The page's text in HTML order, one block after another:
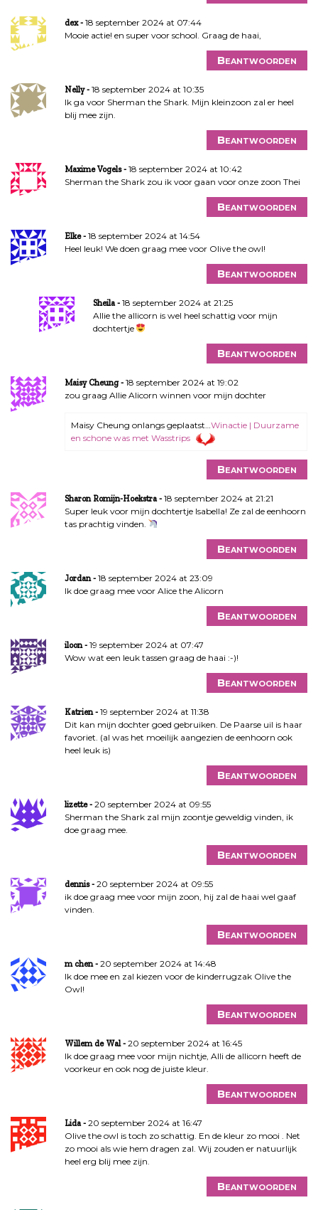
dex
18 september 2024 at 07:44
Mooie actie! en super voor school. Graag de haai,
Beantwoorden
Nelly
18 september 2024 at 10:35
Ik ga voor Sherman the Shark. Mijn kleinzoon zal er heel
blij mee zijn.
Beantwoorden
Maxime Vogels
18 september 2024 at 10:42
Sherman the Shark zou ik voor gaan voor onze zoon Thei
Beantwoorden
Elke
18 september 2024 at 14:54
Heel leuk! We doen graag mee voor Olive the owl!
Beantwoorden
Sheila
18 september 2024 at 21:25
Allie the allicorn is wel heel schattig voor mijn
dochtertje
Beantwoorden
Maisy Cheung
18 september 2024 at 19:02
zou graag Allie Alicorn winnen voor mijn dochter
Maisy Cheung onlangs geplaatst… Winactie | Duurzame
en schone was met Wasstrips
Beantwoorden
Sharon Romijn-Hoekstra
18 september 2024 at 21:21
Super leuk voor mijn dochtertje Isabella! Ze zal de eenhoorn
tas prachtig vinden.
Beantwoorden
Jordan
18 september 2024 at 23:09
Ik doe graag mee voor Alice the Alicorn
Beantwoorden
iloon
19 september 2024 at 07:47
Wow wat een leuk tassen graag de haai :-)!
Beantwoorden
Katrien
19 september 2024 at 11:38
Dit kan mijn dochter goed gebruiken. De Paarse uil is haar
favoriet. (al was het moeilijk aangezien de eenhoorn ook
heel leuk is)
Beantwoorden
lizette
20 september 2024 at 09:55
Sherman the Shark zal mijn zoontje geweldig vinden, ik
doe graag mee.
Beantwoorden
dennis
20 september 2024 at 09:55
ik doe graag mee voor mijn zoon, hij zal de haai wel gaaf
vinden.
Beantwoorden
m chen
20 september 2024 at 14:48
Ik doe mee en zal kiezen voor de kinderrugzak Olive the
Owl!
Beantwoorden
Willem de Wal
20 september 2024 at 16:45
Ik doe graag mee voor mijn nichtje, Alli de allicorn heeft de
voorkeur en ook nog de juiste kleur.
Beantwoorden
Lida
20 september 2024 at 16:47
Olive the owl is toch zo schattig. En de kleur zo mooi . Net
zo mooi als wie hem dragen zal. Wij zouden er natuurlijk
heel erg blij mee zijn.
Beantwoorden